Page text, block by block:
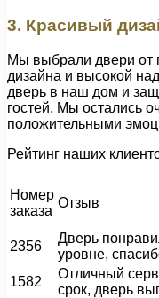
3. Красивый
Мы выбрали двери от
дизайна и высокой
дверь в наш дом и
гостей. Мы остались
положительными
Рейтинг наших
Номер
заказа
Отзыв
2356
Дверь
уровне,
1582
Отличный
срок, дверь